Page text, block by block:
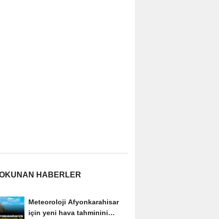
HABERLER
Meteoroloji Afyonkarahisar
için yeni hava tahminini